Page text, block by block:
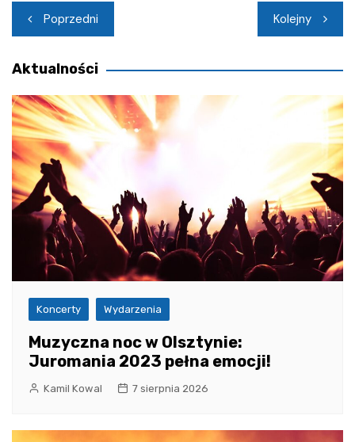
Nawigacja
wpisu
Poprzedni Kolejny
Aktualności
Koncerty Wydarzenia
Muzyczna noc w Olsztynie:
Juromania 2023 pełna emocji!
Kamil Kowal 7 sierpnia 2026